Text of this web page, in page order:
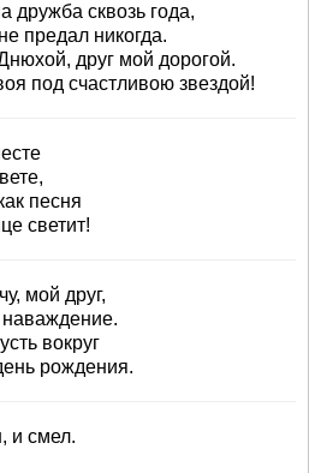
сквозь года,
предал никогда.
друг мой дорогой.
под счастливою звездой!
песня
светит!
мой друг,
наваждение.
вокруг
рождения.
и смел.